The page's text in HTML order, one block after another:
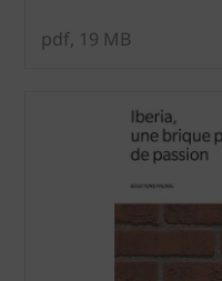
pdf, 19 MB